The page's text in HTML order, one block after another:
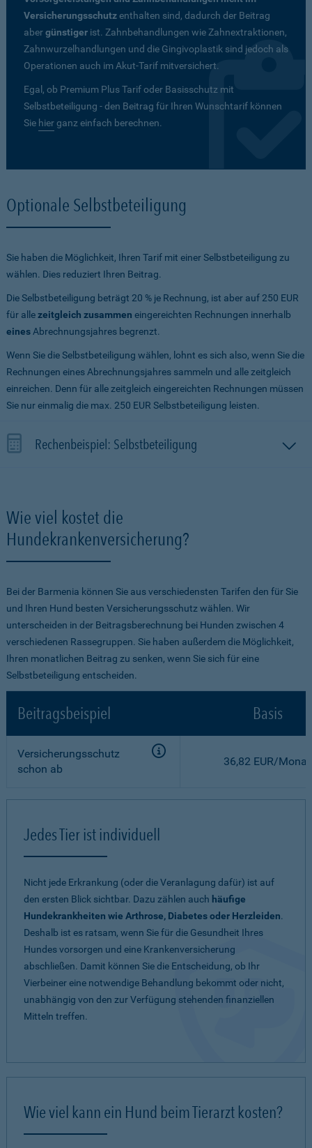
Versicherungsschutzenthalten sind, dadurch der Beitrag
abergünstiger ist. Zahnbehandlungen wie Zahnextraktionen,
Zahnwurzelhandlungen und die Gingivoplastik sind jedoch als
Operationen auch im Akut-Tarif mitversichert.
Egal, ob Premium Plus Tarif oder Basisschutz mit
Selbstbeteiligung - den Beitrag für Ihren Wunschtarif können
Sie hierganz einfach berechnen.
Optionale Selbstbeteiligung
Sie haben die Möglichkeit, Ihren Tarif mit einer Selbstbeteiligung zu
wählen. Dies reduziert Ihren Beitrag.
Die Selbstbeteiligung beträgt 20 % je Rechnung, ist aber auf 250 EUR
für allezeitgleich zusammen eingereichten Rechnungen innerhalb
eines Abrechnungsjahres begrenzt.
Wenn Sie die Selbstbeteiligung wählen, lohnt es sich also, wenn Sie die
Rechnungen eines Abrechnungsjahres sammeln und alle zeitgleich
einreichen. Denn für alle zeitgleich eingereichten Rechnungen müssen
Sie nur einmalig die max. 250 EUR Selbstbeteiligung leisten.
Rechenbeispiel: Selbstbeteiligung
Wie viel kostet die
Hundekrankenversicherung?
Bei der Barmenia können Sie aus verschiedensten Tarifen den für Sie
und Ihren Hund besten Versicherungsschutz wählen. Wir
unterscheiden in der Beitragsberechnung bei Hunden zwischen 4
verschiedenen Rassegruppen. Sie haben außerdem die Möglichkeit,
Ihren monatlichen Beitrag zu senken, wenn Sie sich für eine
Selbstbeteiligung entscheiden.
Beitragsbeispiel Basis
Versicherungsschutz
schon ab
36,82 EUR/Monat
Jedes Tier ist individuell
Nicht jede Erkrankung (oder die Veranlagung dafür) ist auf
den ersten Blick sichtbar. Dazu zählen auch häufige
Hundekrankheiten wie Arthrose, Diabetes oder Herzleiden.
Deshalb ist es ratsam, wenn Sie für die Gesundheit Ihres
Hundes vorsorgen und eine Krankenversicherung
abschließen. Damit können Sie die Entscheidung, ob Ihr
Vierbeiner eine notwendige Behandlung bekommt oder nicht,
unabhängig von den zur Verfügung stehenden finanziellen
Mitteln treffen.
Wie viel kann ein Hund beim Tierarzt kosten?